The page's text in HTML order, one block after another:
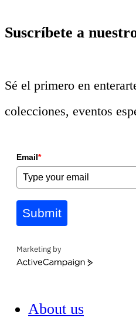
Suscríbete a
Sé el primero en
colecciones, eventos
Email*
Submit
Marketing by
ActiveCampaign
About us